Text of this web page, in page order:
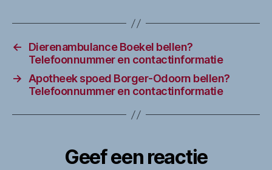
←
Dierenambulance Boekel bellen?
Telefoonnummer en contactinformatie
→
Apotheek spoed Borger-Odoorn bellen?
Telefoonnummer en contactinformatie
Geef een reactie